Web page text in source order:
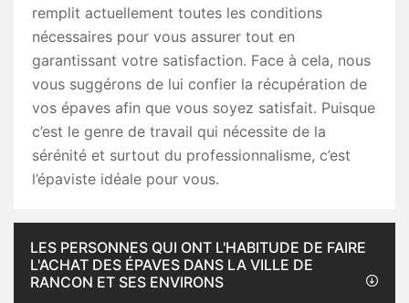
remplit actuellement toutes les conditions
nécessaires pour vous assurer tout en
garantissant votre satisfaction. Face à cela, nous
vous suggérons de lui confier la récupération de
vos épaves afin que vous soyez satisfait. Puisque
c’est le genre de travail qui nécessite de la
sérénité et surtout du professionnalisme, c’est
l’épaviste idéale pour vous.
LES PERSONNES QUI ONT L'HABITUDE DE FAIRE
L'ACHAT DES ÉPAVES DANS LA VILLE DE
RANCON ET SES ENVIRONS